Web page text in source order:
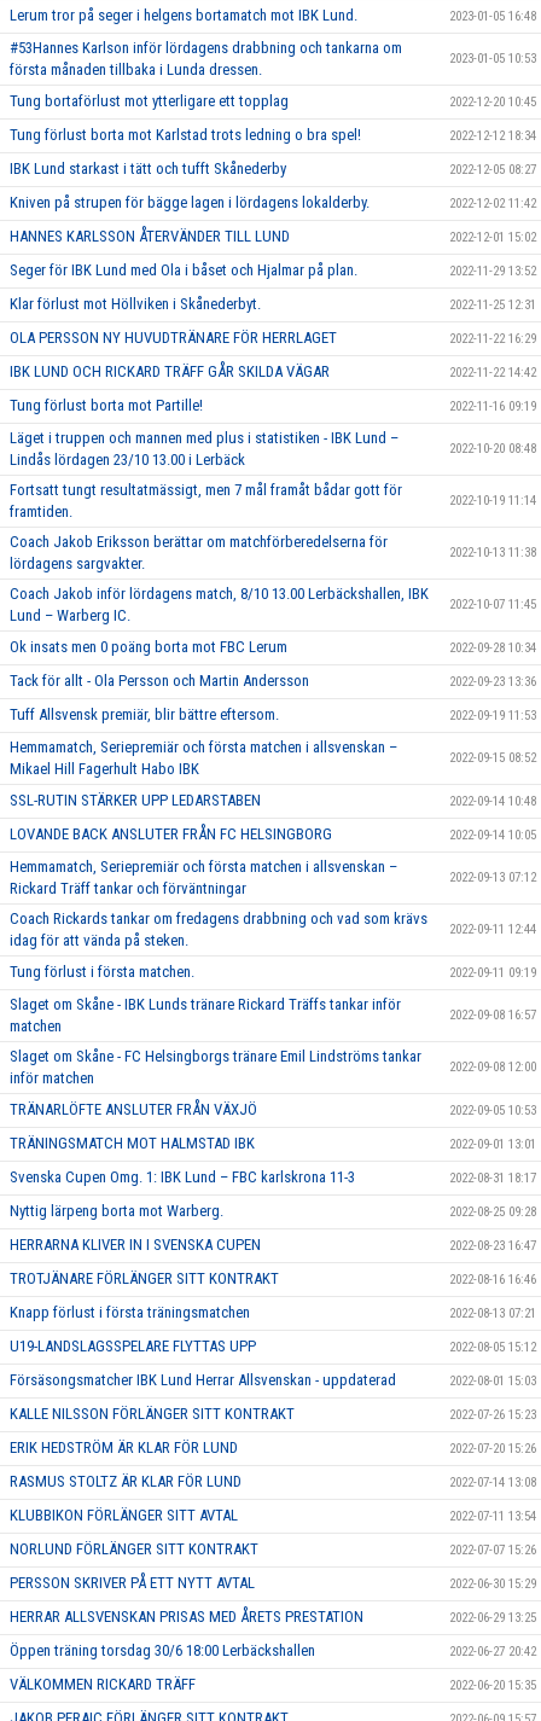
Lerum tror på seger i helgens bortamatch mot IBK Lund. 2023-01-05 16:48
#53Hannes Karlson inför lördagens drabbning och tankarna om
första månaden tillbaka i Lunda dressen.
2023-01-05 10:53
Tung bortaförlust mot ytterligare ett topplag 2022-12-20 10:45
Tung förlust borta mot Karlstad trots ledning o bra spel! 2022-12-12 18:34
IBK Lund starkast i tätt och tufft Skånederby 2022-12-05 08:27
Kniven på strupen för bägge lagen i lördagens lokalderby. 2022-12-02 11:42
HANNES KARLSSON ÅTERVÄNDER TILL LUND 2022-12-01 15:02
Seger för IBK Lund med Ola i båset och Hjalmar på plan. 2022-11-29 13:52
Klar förlust mot Höllviken i Skånederbyt. 2022-11-25 12:31
OLA PERSSON NY HUVUDTRÄNARE FÖR HERRLAGET 2022-11-22 16:29
IBK LUND OCH RICKARD TRÄFF GÅR SKILDA VÄGAR 2022-11-22 14:42
Tung förlust borta mot Partille! 2022-11-16 09:19
Läget i truppen och mannen med plus i statistiken - IBK Lund –
Lindås lördagen 23/10 13.00 i Lerbäck
2022-10-20 08:48
Fortsatt tungt resultatmässigt, men 7 mål framåt bådar gott för
framtiden.
2022-10-19 11:14
Coach Jakob Eriksson berättar om matchförberedelserna för
lördagens sargvakter.
2022-10-13 11:38
Coach Jakob inför lördagens match, 8/10 13.00 Lerbäckshallen, IBK
Lund – Warberg IC.
2022-10-07 11:45
Ok insats men 0 poäng borta mot FBC Lerum 2022-09-28 10:34
Tack för allt - Ola Persson och Martin Andersson 2022-09-23 13:36
Tuff Allsvensk premiär, blir bättre eftersom. 2022-09-19 11:53
Hemmamatch, Seriepremiär och första matchen i allsvenskan –
Mikael Hill Fagerhult Habo IBK
2022-09-15 08:52
SSL-RUTIN STÄRKER UPP LEDARSTABEN 2022-09-14 10:48
LOVANDE BACK ANSLUTER FRÅN FC HELSINGBORG 2022-09-14 10:05
Hemmamatch, Seriepremiär och första matchen i allsvenskan –
Rickard Träff tankar och förväntningar
2022-09-13 07:12
Coach Rickards tankar om fredagens drabbning och vad som krävs
idag för att vända på steken.
2022-09-11 12:44
Tung förlust i första matchen. 2022-09-11 09:19
Slaget om Skåne - IBK Lunds tränare Rickard Träffs tankar inför
matchen
2022-09-08 16:57
Slaget om Skåne - FC Helsingborgs tränare Emil Lindströms tankar
inför matchen
2022-09-08 12:00
TRÄNARLÖFTE ANSLUTER FRÅN VÄXJÖ 2022-09-05 10:53
TRÄNINGSMATCH MOT HALMSTAD IBK 2022-09-01 13:01
Svenska Cupen Omg. 1: IBK Lund – FBC karlskrona 11-3 2022-08-31 18:17
Nyttig lärpeng borta mot Warberg. 2022-08-25 09:28
HERRARNA KLIVER IN I SVENSKA CUPEN 2022-08-23 16:47
TROTJÄNARE FÖRLÄNGER SITT KONTRAKT 2022-08-16 16:46
Knapp förlust i första träningsmatchen 2022-08-13 07:21
U19-LANDSLAGSSPELARE FLYTTAS UPP 2022-08-05 15:12
Försäsongsmatcher IBK Lund Herrar Allsvenskan - uppdaterad 2022-08-01 15:03
KALLE NILSSON FÖRLÄNGER SITT KONTRAKT 2022-07-26 15:23
ERIK HEDSTRÖM ÄR KLAR FÖR LUND 2022-07-20 15:26
RASMUS STOLTZ ÄR KLAR FÖR LUND 2022-07-14 13:08
KLUBBIKON FÖRLÄNGER SITT AVTAL 2022-07-11 13:54
NORLUND FÖRLÄNGER SITT KONTRAKT 2022-07-07 15:26
PERSSON SKRIVER PÅ ETT NYTT AVTAL 2022-06-30 15:29
HERRAR ALLSVENSKAN PRISAS MED ÅRETS PRESTATION 2022-06-29 13:25
Öppen träning torsdag 30/6 18:00 Lerbäckshallen 2022-06-27 20:42
VÄLKOMMEN RICKARD TRÄFF 2022-06-20 15:35